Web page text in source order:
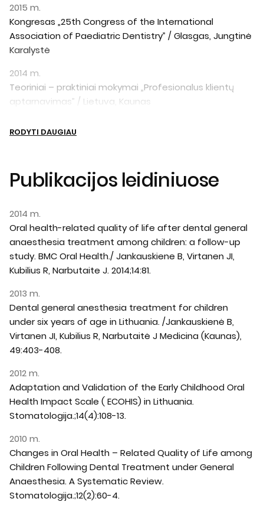
2015 m.
Kongresas „25th Congress of the International
Association of Paediatric Dentistry” / Glasgas, Jungtinė
Karalystė
2014 m.
Teoriniai – praktiniai mokymai „Profesionalus klientų
aptarnavimas” / Lietuva, Kaunas
RODYTI DAUGIAU
Publikacijos leidiniuose
2014 m.
Oral health-related quality of life after dental general
anaesthesia treatment among children: a follow-up
study. BMC Oral Health./ Jankauskiene B, Virtanen JI,
Kubilius R, Narbutaite J. 2014;14:81.
2013 m.
Dental general anesthesia treatment for children
under six years of age in Lithuania. /Jankauskienė B,
Virtanen JI, Kubilius R, Narbutaitė J Medicina (Kaunas),
49:403-408.
2012 m.
Adaptation and Validation of the Early Childhood Oral
Health Impact Scale ( ECOHIS) in Lithuania.
Stomatologija.;14(4):108-13.
2010 m.
Changes in Oral Health – Related Quality of Life among
Children Following Dental Treatment under General
Anaesthesia. A Systematic Review.
Stomatologija.;12(2):60-4.